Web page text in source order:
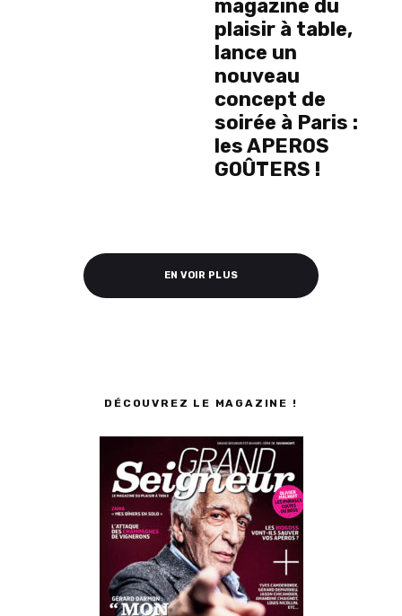
magazine du
plaisir à table,
lance un
nouveau
concept de
soirée à Paris :
les APEROS
GOÛTERS !
EN VOIR PLUS
DÉCOUVREZ LE MAGAZINE !